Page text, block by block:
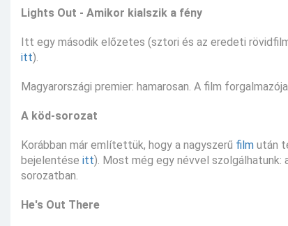
Lights Out - Amikor kialszik a fény
Itt egy második előzetes (sztori és az eredeti
itt).
Magyarországi premier: hamarosan. A film
A köd-sorozat
Korábban már említettük, hogy a nagyszerű film után
bejelentése itt). Most még egy névvel szolgálhatunk:
sorozatban.
He's Out There